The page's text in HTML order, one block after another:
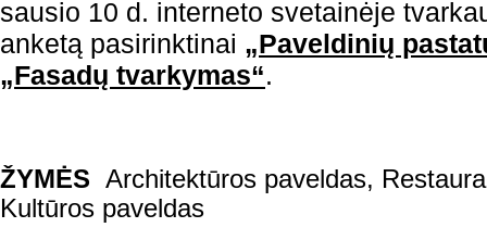
sausio 10 d. interneto svetainėje
anketą pasirinktinai „Paveldinių
„Fasadų tvarkymas“.
ŽYMĖS Architektūros paveldas,
Kultūros paveldas